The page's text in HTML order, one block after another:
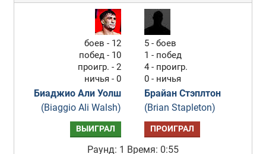
боев - 12
побед - 10
проигр. - 2
ничья - 0
Биаджио Али Уолш
(Biaggio Ali Walsh)
5 - боев
1 - побед
4 - проигр.
0 - ничья
Брайан Стэплтон
(Brian Stapleton)
ВЫИГРАЛ ПРОИГРАЛ
Раунд: 1 Время: 0:55